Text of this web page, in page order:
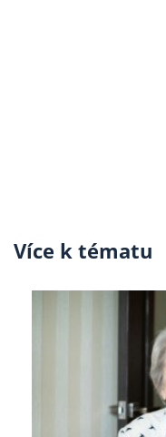
Více k tématu